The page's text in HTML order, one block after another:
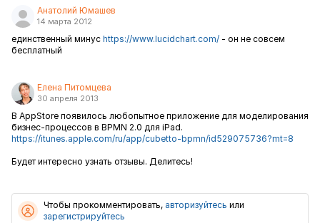
Анатолий Юмашев
14 марта 2012
единственный минус https://www.lucidchart.com/ - он не совсем
бесплатный
Елена Питомцева
30 апреля 2013
В AppStore появилось любопытное приложение для моделирования
бизнес-процессов в BPMN 2.0 для iPad.
https://itunes.apple.com/ru/app/cubetto-bpmn/id529075736?mt=8
Будет интересно узнать отзывы. Делитесь!
Чтобы прокомментировать, авторизуйтесь или
зарегистрируйтесь